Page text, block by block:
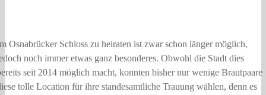
Osnabrücker Schloss zu heiraten ist zwar schon länger möglich,
noch immer etwas ganz besonderes. Obwohl die Stadt dies
seit 2014 möglich macht, konnten bisher nur wenige Brautpaare
tolle Location für ihre standesamtliche Trauung wählen, denn es